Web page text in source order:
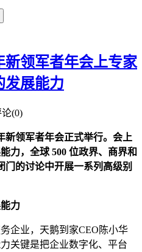
新领军者年会上专家
发展能力
(0)
新领军者年会正式举行。会上
力，全球 500 位政界、商界和
门的讨论中开展一系列高级别
力
企业，天鹅到家CEO陈小华
关键是把企业数字化、平台